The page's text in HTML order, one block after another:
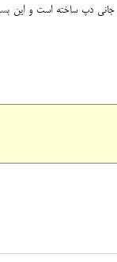
اقتباسی از این کتاب را در سال 1998 با بازی جانی دپ ساخته است و این